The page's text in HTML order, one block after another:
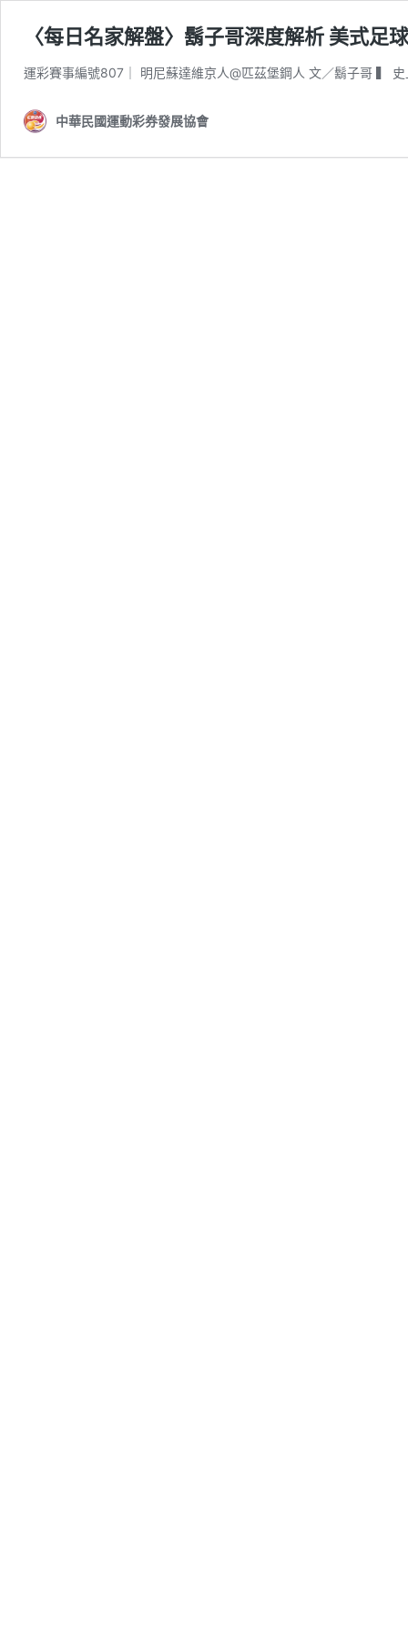
〈每日名家解盤〉鬍子哥深度解析 美式足
運彩賽事編號807｜ 明尼蘇達維京人@匹茲堡鋼人 文／鬍子哥 ▍
中華民國運動彩券發展協會